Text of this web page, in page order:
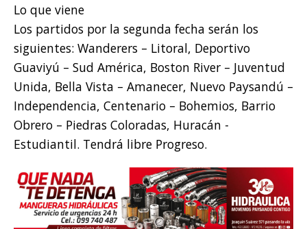
Lo que viene
Los partidos por la segunda fecha serán los
siguientes: Wanderers – Litoral, Deportivo
Guaviyú – Sud América, Boston River – Juventud
Unida, Bella Vista – Amanecer, Nuevo Paysandú –
Independencia, Centenario – Bohemios, Barrio
Obrero – Piedras Coloradas, Huracán -
Estudiantil. Tendrá libre Progreso.